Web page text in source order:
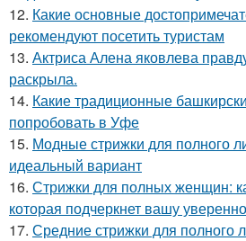
12. Какие основные
рекомендуют посетить туристам
13. Актриса Алена яковлева
раскрыла.
14. Какие традиционные
попробовать в Уфе
15. Модные стрижки для полного
идеальный вариант
16. Стрижки для полных женщин:
которая подчеркнет вашу
17. Средние стрижки для полного